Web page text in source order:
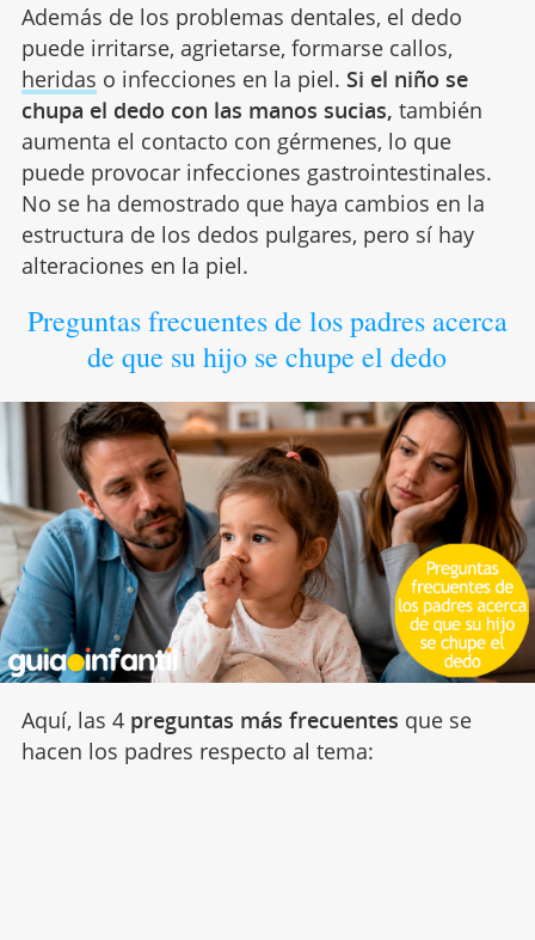
Además de los problemas dentales, el dedo
puede irritarse, agrietarse, formarse callos,
heridas o infecciones en la piel. Si el niño se
chupa el dedo con las manos sucias, también
aumenta el contacto con gérmenes, lo que
puede provocar infecciones gastrointestinales.
No se ha demostrado que haya cambios en la
estructura de los dedos pulgares, pero sí hay
alteraciones en la piel.
Preguntas frecuentes de los padres acerca
de que su hijo se chupe el dedo
Aquí, las 4 preguntas más frecuentes que se
hacen los padres respecto al tema: